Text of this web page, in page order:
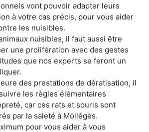
vont pouvoir adapter leurs
à votre cas précis, pour vous aider
les nuisibles.
nuisibles, il faut aussi être
une prolifération avec des gestes
que nos experts se feront un
des prestations de dératisation, il
les règles élémentaires
car ces rats et souris sont
par la saleté à Mollégès.
pour vous aider à vous